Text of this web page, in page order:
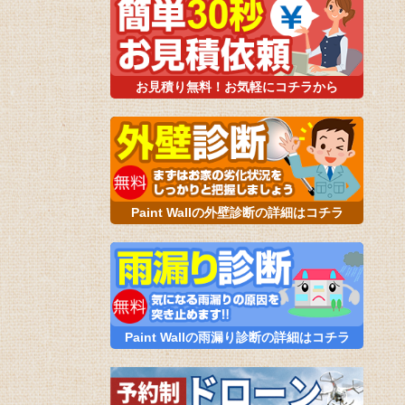
お見積り無料！お気軽にコチラから
Paint Wallの外壁診断の詳細はコチラ
Paint Wallの雨漏り診断の詳細はコチラ